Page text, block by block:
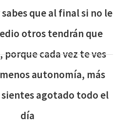
que al final si no le
otros tendrán que
cada vez te ves
autonomía, más
agotado todo el
día